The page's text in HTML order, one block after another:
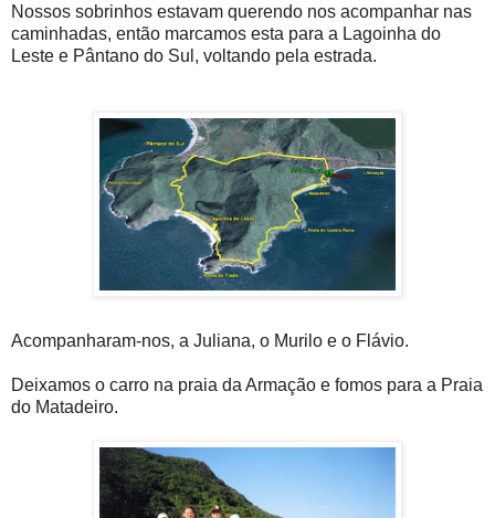
Nossos sobrinhos estavam querendo nos acompanhar nas
caminhadas, então marcamos esta para a Lagoinha do
Leste e Pântano do Sul, voltando pela estrada.
Acompanharam-nos, a Juliana, o Murilo e o Flávio.
Deixamos o carro na praia da Armação e fomos para a Praia
do Matadeiro.